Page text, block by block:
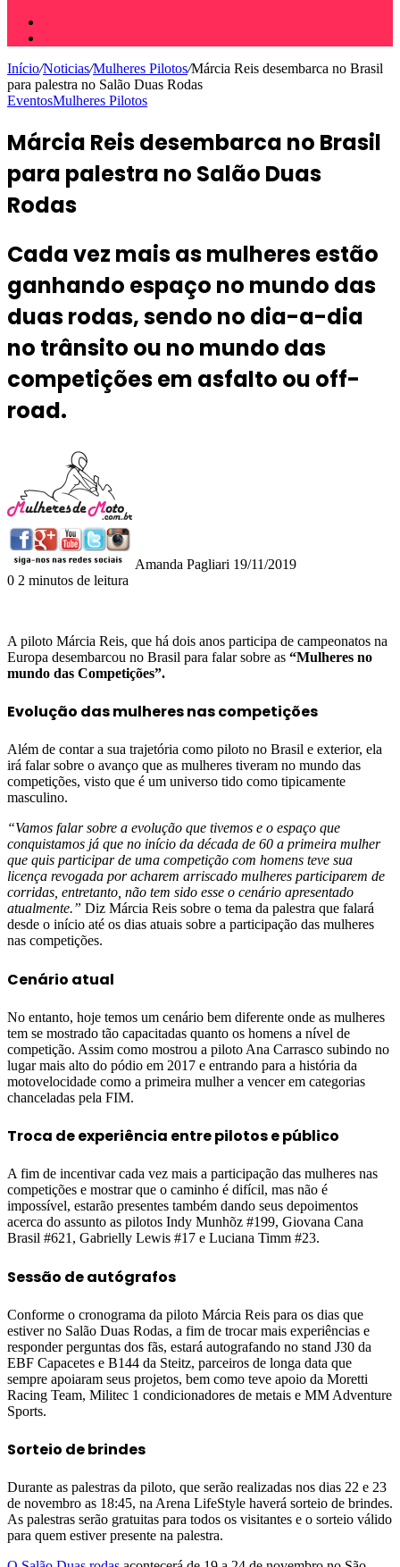
Início/Noticias/Mulheres Pilotos/Márcia Reis desembarca no Brasil
para palestra no Salão Duas Rodas
EventosMulheres Pilotos
Márcia Reis desembarca no Brasil
para palestra no Salão Duas
Rodas
Cada vez mais as mulheres estão
ganhando espaço no mundo das
duas rodas, sendo no dia-a-dia
no trânsito ou no mundo das
competições em asfalto ou off-
road.
Amanda Pagliari 19/11/2019
0 2 minutos de leitura
A piloto Márcia Reis, que há dois anos participa de campeonatos na
Europa desembarcou no Brasil para falar sobre as “Mulheres no
mundo das Competições”.
Evolução das mulheres nas competições
Além de contar a sua trajetória como piloto no Brasil e exterior, ela
irá falar sobre o avanço que as mulheres tiveram no mundo das
competições, visto que é um universo tido como tipicamente
masculino.
“Vamos falar sobre a evolução que tivemos e o espaço que
conquistamos já que no início da década de 60 a primeira mulher
que quis participar de uma competição com homens teve sua
licença revogada por acharem arriscado mulheres participarem de
corridas, entretanto, não tem sido esse o cenário apresentado
atualmente.” Diz Márcia Reis sobre o tema da palestra que falará
desde o início até os dias atuais sobre a participação das mulheres
nas competições.
Cenário atual
No entanto, hoje temos um cenário bem diferente onde as mulheres
tem se mostrado tão capacitadas quanto os homens a nível de
competição. Assim como mostrou a piloto Ana Carrasco subindo no
lugar mais alto do pódio em 2017 e entrando para a história da
motovelocidade como a primeira mulher a vencer em categorias
chanceladas pela FIM.
Troca de experiência entre pilotos e público
A fim de incentivar cada vez mais a participação das mulheres nas
competições e mostrar que o caminho é difícil, mas não é
impossível, estarão presentes também dando seus depoimentos
acerca do assunto as pilotos Indy Munhõz #199, Giovana Cana
Brasil #621, Gabrielly Lewis #17 e Luciana Timm #23.
Sessão de autógrafos
Conforme o cronograma da piloto Márcia Reis para os dias que
estiver no Salão Duas Rodas, a fim de trocar mais experiências e
responder perguntas dos fãs, estará autografando no stand J30 da
EBF Capacetes e B144 da Steitz, parceiros de longa data que
sempre apoiaram seus projetos, bem como teve apoio da Moretti
Racing Team, Militec 1 condicionadores de metais e MM Adventure
Sports.
Sorteio de brindes
Durante as palestras da piloto, que serão realizadas nos dias 22 e 23
de novembro as 18:45, na Arena LifeStyle haverá sorteio de brindes.
As palestras serão gratuitas para todos os visitantes e o sorteio válido
para quem estiver presente na palestra.